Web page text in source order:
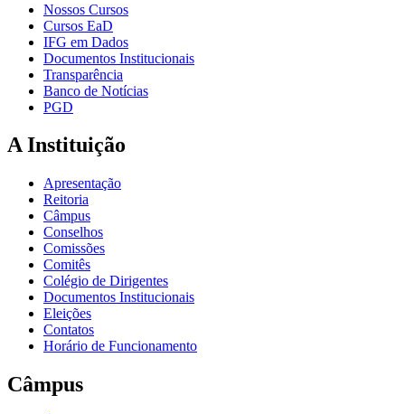
Nossos Cursos
Cursos EaD
IFG em Dados
Documentos Institucionais
Transparência
Banco de Notícias
PGD
A Instituição
Apresentação
Reitoria
Câmpus
Conselhos
Comissões
Comitês
Colégio de Dirigentes
Documentos Institucionais
Eleições
Contatos
Horário de Funcionamento
Câmpus